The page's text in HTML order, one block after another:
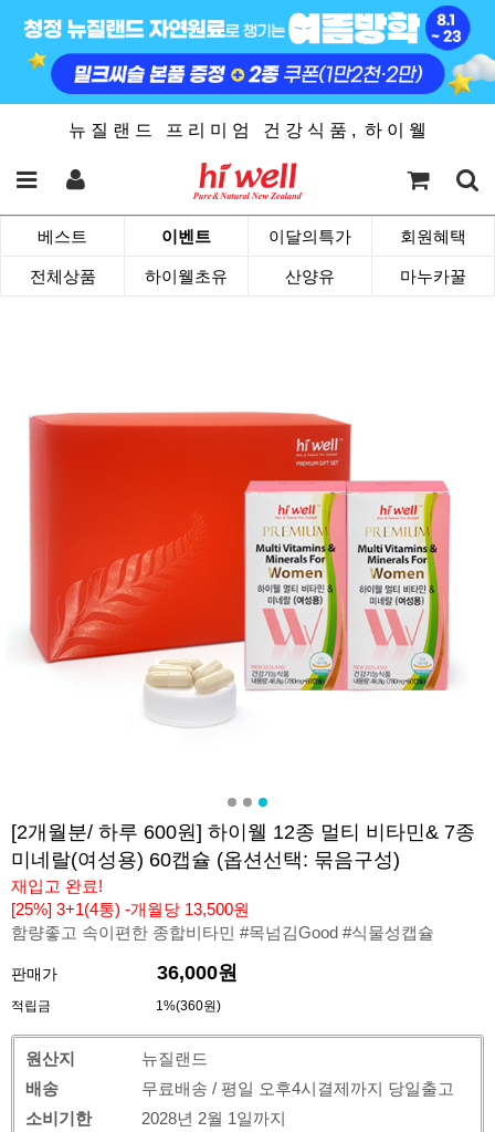
뉴 질 랜 드 프 리 미 엄 건 강 식 품 , 하 이 웰
베스트 이벤트 이달의특가 회원혜택
전체상품 하이웰초유 산양유 마누카꿀
[2개월분/ 하루 600원] 하이웰 12종 멀티 비타민& 7종
미네랄(여성용) 60캡슐 (옵션선택: 묶음구성)
재입고 완료!
[25%] 3+1(4통) -개월당 13,500원
함량좋고 속이편한 종합비타민 #목넘김Good #식물성캡슐
판매가 36,000원
적립금 1%(360원)
원산지
뉴질랜드
배송
무료배송 / 평일 오후4시결제까지 당일출고
소비기한
2028년 2월 1일까지